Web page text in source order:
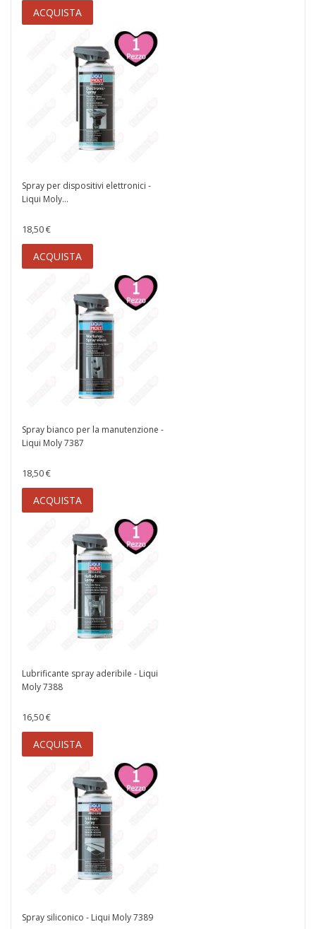
ACQUISTA
Spray per dispositivi elettronici -
Liqui Moly...
18,50 €
ACQUISTA
Spray bianco per la manutenzione -
Liqui Moly 7387
18,50 €
ACQUISTA
Lubrificante spray aderibile - Liqui
Moly 7388
16,50 €
ACQUISTA
Spray siliconico - Liqui Moly 7389